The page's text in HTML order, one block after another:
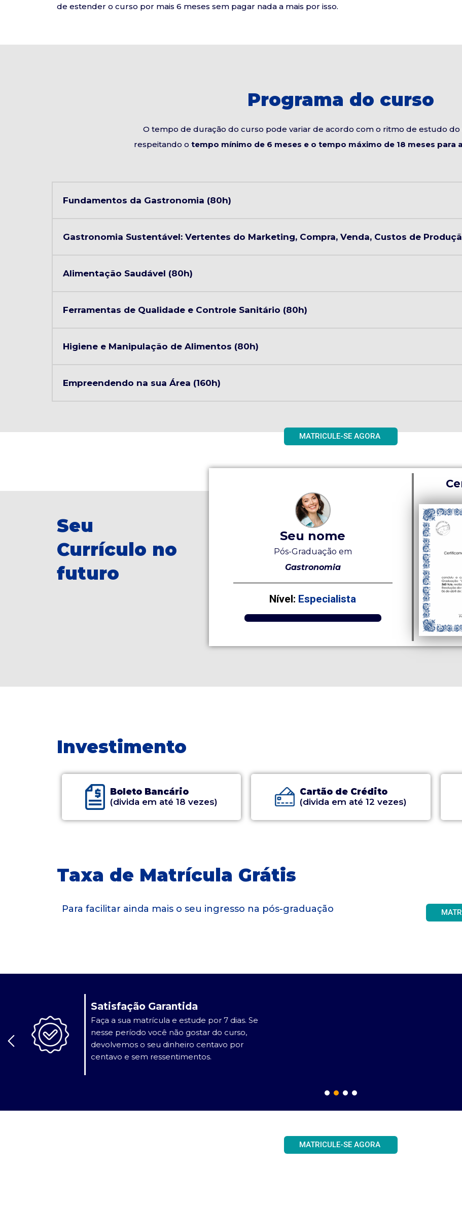
de estender o curso por mais 6 meses sem pagar nada a mais por isso.
Programa do curso
O tempo de duração do curso pode variar de acordo com o ritmo de estudo do
respeitando o tempo mínimo de 6 meses e o tempo máximo de 18 meses para
Fundamentos da Gastronomia (80h)
Gastronomia Sustentável: Vertentes do Marketing, Compra, Venda, Custos de
Alimentação Saudável (80h)
Ferramentas de Qualidade e Controle Sanitário (80h)
Higiene e Manipulação de Alimentos (80h)
Empreendendo na sua Área (160h)
MATRICULE-SE AGORA
Seu
Currículo no
futuro
Seu nome
Pós-Graduação em
Gastronomia
Nível: Especialista
Investimento
Boleto Bancário
(divida em até 18 vezes)
Cartão de Crédito
(divida em até 12 vezes)
Taxa de Matrícula Grátis
Para facilitar ainda mais o seu ingresso na pós-graduação
MATRICULE-SE AGORA